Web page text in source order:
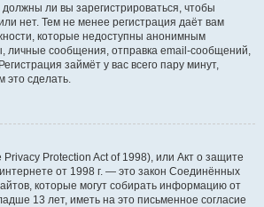
ли вы зарегистрироваться, чтобы
нет. Тем не менее регистрация даёт вам
которые недоступны анонимным
личные сообщения, отправка email-сообщений,
займёт у вас всего пару минут,
это сделать.
Privacy Protection Act of 1998), или Акт о защите
от 1998 г. — это закон Соединённых
которые могут собирать информацию от
13 лет, иметь на это письменное согласие